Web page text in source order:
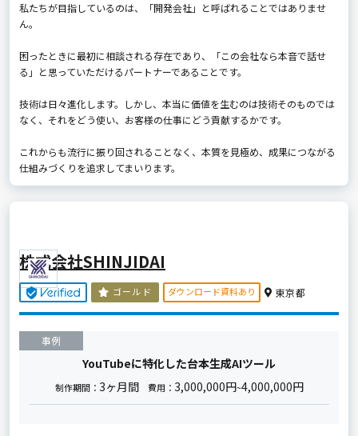
私たちが目指しているのは、「開発会社」と呼ばれることではありませ
ん。
困ったときに最初に相談される存在であり、「この会社なら本音で話せ
る」と思っていただけるパートナーであることです。
技術は日々進化します。しかし、本当に価値を生むのは技術そのものでは
なく、それをどう使い、お客様の仕事にどう貢献するかです。
これからも流行に振り回されることなく、本質を見極め、成果につながる
仕組みづくりを追求してまいります。
株式会社SHINJIDAI
ゴールド ダウンロード資料あり 東京都
事例
YouTubeに特化した台本生成AIツール
制作期間： 3ヶ月間 費用： 3,000,000円~4,000,000円